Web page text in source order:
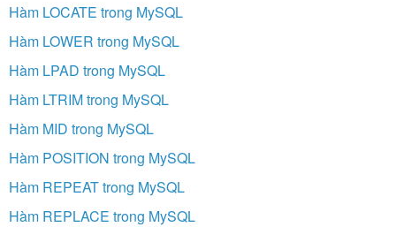
Hàm LOCATE trong MySQL
Hàm LOWER trong MySQL
Hàm LPAD trong MySQL
Hàm LTRIM trong MySQL
Hàm MID trong MySQL
Hàm POSITION trong MySQL
Hàm REPEAT trong MySQL
Hàm REPLACE trong MySQL